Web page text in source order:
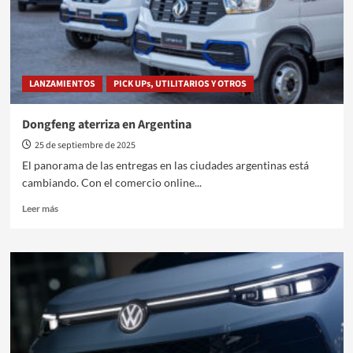
LANZAMIENTOS PICK UPs, UTILITARIOS Y OTROS
Dongfeng aterriza en Argentina
25 de septiembre de 2025
El panorama de las entregas en las ciudades argentinas está
cambiando. Con el comercio online...
Leer másLeer
Dongfeng
aterriza
en
Argentina